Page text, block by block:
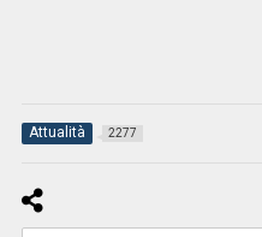
Attualità 2277